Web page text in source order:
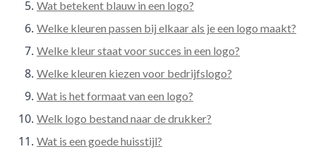
Wat betekent blauw in een logo?
Welke kleuren passen bij elkaar als je een logo maakt?
Welke kleur staat voor succes in een logo?
Welke kleuren kiezen voor bedrijfslogo?
Wat is het formaat van een logo?
Welk logo bestand naar de drukker?
Wat is een goede huisstijl?